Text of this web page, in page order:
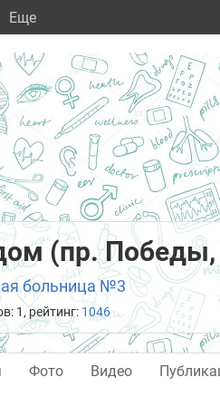
Eще
(пр. Победы,
больница №3
1, рейтинг: 1046
Фото Видео